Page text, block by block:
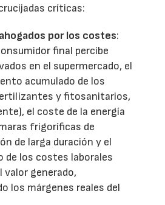
críticas:
por los costes:
final percibe
en el supermercado, el
acumulado de los
y fitosanitarios,
el coste de la energía
frigoríficas de
de larga duración y el
de los costes laborales
valor generado,
los márgenes reales del